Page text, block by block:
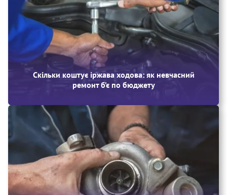
Скільки коштує іржава ходова: як невчасний
ремонт б’є по бюджету